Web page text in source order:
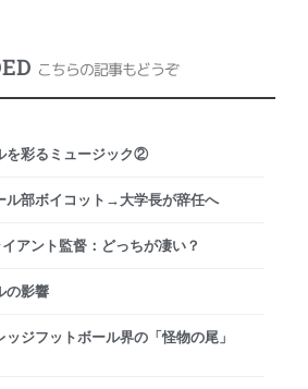
こちらの記事もどうぞ
を彩るミュージック②
ル部ボイコット→大学長が辞任へ
アント監督：どっちが凄い？
の影響
ジフットボール界の「怪物の尾」